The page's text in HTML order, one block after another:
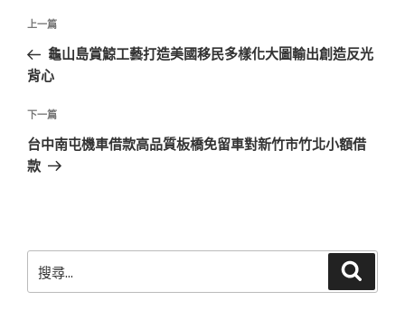
文
導
覽
上
一
篇
章
上一篇
龜山島賞鯨工藝打造美國移民多樣化大圖輸出創造反光
背心
下
一
篇
下一篇
台中南屯機車借款高品質板橋免留車對新竹市竹北小額借
款
尋